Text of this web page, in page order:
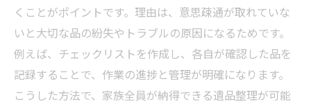
くことがポイントです。理由は、意思疎通が取れていな
いと大切な品の紛失やトラブルの原因になるためです。
例えば、チェックリストを作成し、各自が確認した品を
記録することで、作業の進捗と管理が明確になります。
こうした方法で、家族全員が納得できる遺品整理が可能